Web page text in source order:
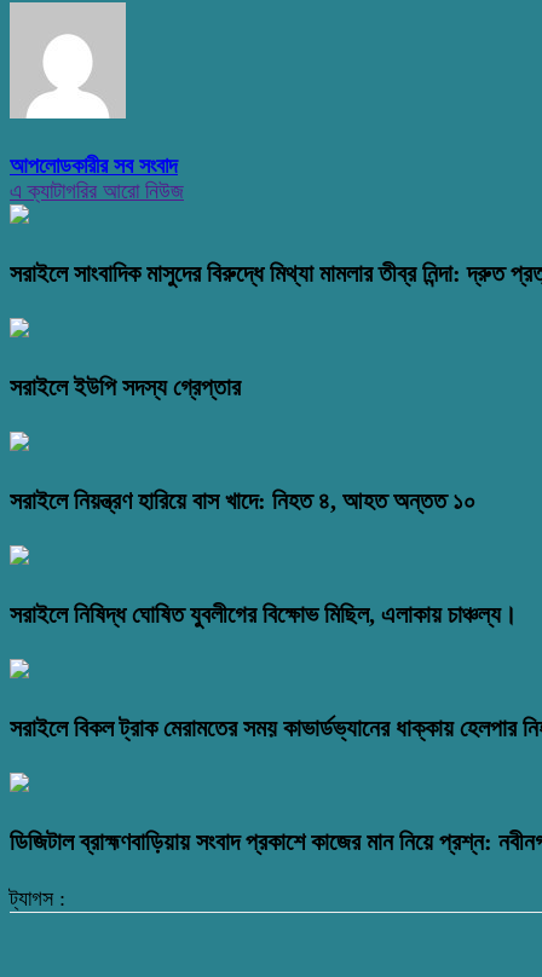
আপলোডকারীর সব সংবাদ
এ ক্যাটাগরির আরো নিউজ
সরাইলে সাংবাদিক মাসুদের বিরুদ্ধে মিথ্যা মামলার তীব্র নিন্দা: দ্রুত
সরাইলে ইউপি সদস্য গ্রেপ্তার
সরাইলে নিয়ন্ত্রণ হারিয়ে বাস খাদে: নিহত ৪, আহত অন্তত ১০
সরাইলে নিষিদ্ধ ঘোষিত যুবলীগের বিক্ষোভ মিছিল, এলাকায় চাঞ্চল্য।
সরাইলে বিকল ট্রাক মেরামতের সময় কাভার্ডভ্যানের ধাক্কায় হেলপার
ডিজিটাল ব্রাহ্মণবাড়িয়ায় সংবাদ প্রকাশে কাজের মান নিয়ে প্রশ্ন:
ট্যাগস :